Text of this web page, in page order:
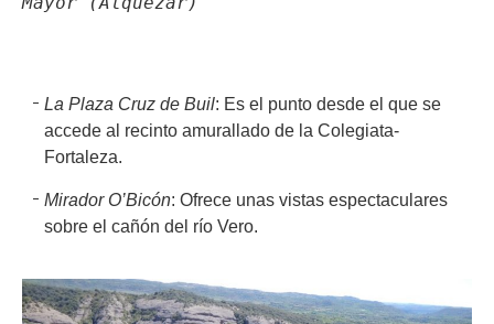
La Plaza Cruz de Buil: Es el punto desde el que se
accede al recinto amurallado de la Colegiata-
Fortaleza.
Mirador O’Bicón: Ofrece unas vistas espectaculares
sobre el cañón del río Vero.